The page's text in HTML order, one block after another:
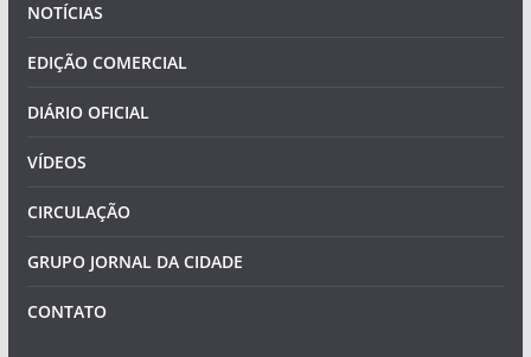
NOTÍCIAS
EDIÇÃO COMERCIAL
DIÁRIO OFICIAL
VÍDEOS
CIRCULAÇÃO
GRUPO JORNAL DA CIDADE
CONTATO